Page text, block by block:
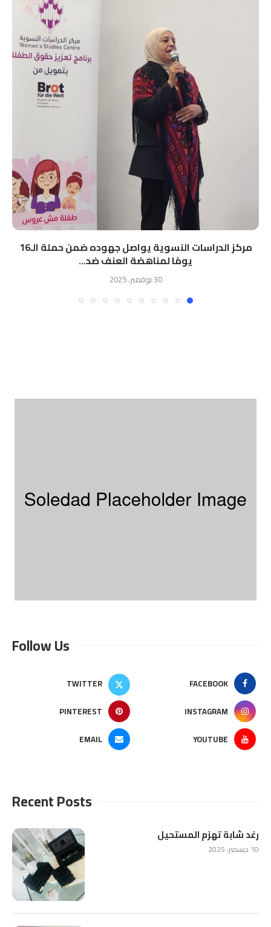
مركز الدراسات النسوية يواصل جهوده ضمن حملة الـ16
يومًا لمناهضة العنف ضد...
30 نوفمبر، 2025
Follow Us
FACEBOOK
TWITTER
INSTAGRAM
PINTEREST
YOUTUBE
EMAIL
Recent Posts
رغد شابة تهزم المستحيل
10 ديسمبر، 2025